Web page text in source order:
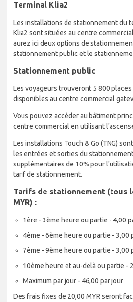
Terminal Klia2
Les installations de stationnement du
Klia2 sont situées au centre
aurez ici deux options de
stationnement public et le
Stationnement public
Les voyageurs trouveront 5 800
disponibles au centre commercial
Vous pouvez accéder au bâtiment
centre commercial en utilisant
Les installations Touch & Go (TNG)
les entrées et sorties du
supplémentaires de 10% pour
tarif de stationnement.
Tarifs de stationnement (tous
MYR) :
1ère - 3ème heure ou partie - 4,00
4ème - 6ème heure ou partie - 3,00
7ème - 9ème heure ou partie - 3,00
10ème heure et au-delà ou partie -
Maximum par jour - 46,00 par jour
Des frais fixes de 20,00 MYR seront